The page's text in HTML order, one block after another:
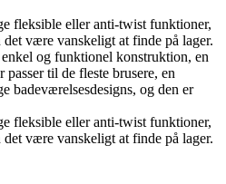
fleksible eller anti-twist funktioner,
være vanskeligt at finde på lager.
og funktionel konstruktion, en
til de fleste brusere, en
badeværelsesdesigns, og den er
fleksible eller anti-twist funktioner,
være vanskeligt at finde på lager.